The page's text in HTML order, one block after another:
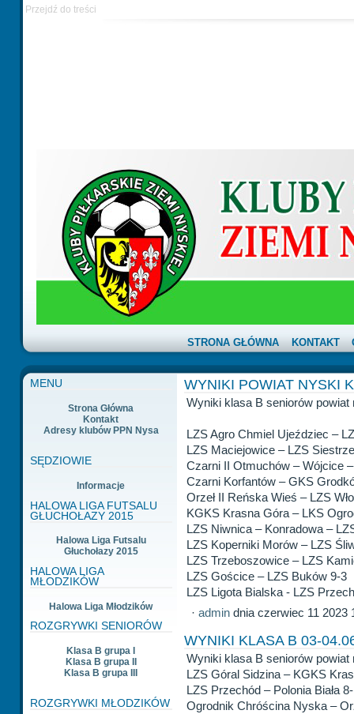
Przejdź do treści
STRONA GŁÓWNA KONTAKT
MENU
Strona Główna
Kontakt
Adresy klubów PPN Nysa
SĘDZIOWIE
Informacje
HALOWA LIGA FUTSALU
GŁUCHOŁAZY 2015
Halowa Liga Futsalu
Głuchołazy 2015
HALOWA LIGA
MŁODZIKÓW
Halowa Liga Młodzików
ROZGRYWKI SENIORÓW
Klasa B grupa I
Klasa B grupa II
Klasa B grupa III
ROZGRYWKI MŁODZIKÓW
WYNIKI POWIAT NYSKI
Wyniki klasa B seniorów powiat
LZS Agro Chmiel Ujeździec –
LZS Maciejowice – LZS
Czarni II Otmuchów – Wójcice
Czarni Korfantów – GKS
Orzeł II Reńska Wieś – LZS
KGKS Krasna Góra – LKS
LZS Niwnica – Konradowa –
LZS Koperniki Morów – LZS
LZS Trzeboszowice – LZS
LZS Gościce – LZS Buków 9-3
LZS Ligota Bialska - LZS
· admin dnia czerwiec 11 2023
WYNIKI KLASA B 03-
Wyniki klasa B seniorów powiat
LZS Góral Sidzina – KGKS
LZS Przechód – Polonia Biała
Ogrodnik Chróścina Nyska –